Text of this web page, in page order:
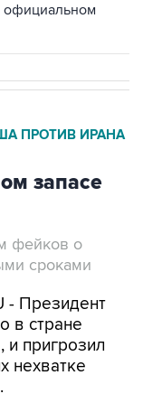
официальном
ПРОТИВ ИРАНА
запасе
фейков о
сроками
- Президент
в стране
пригрозил
нехватке